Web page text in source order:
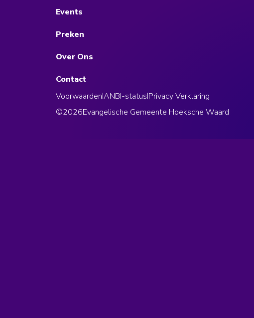
Events
Preken
Over Ons
Contact
Voorwaarden|ANBI-status|Privacy Verklaring
©2026Evangelische Gemeente Hoeksche Waard